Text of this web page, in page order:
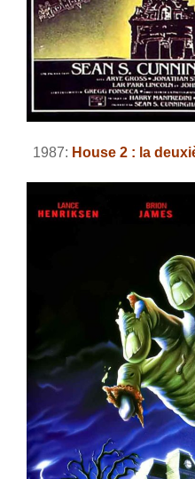
1987: House 2 : la